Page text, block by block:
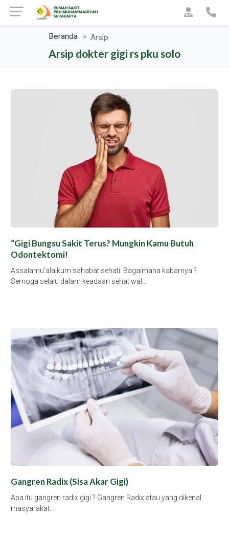
Beranda Arsip
Arsip dokter gigi rs pku solo
“Gigi Bungsu Sakit Terus? Mungkin Kamu Butuh
Odontektomi!
Assalamu’alaikum sahabat sehati. Bagaimana kabarnya ?
Semoga selalu dalam keadaan sehat wal…
Gangren Radix (Sisa Akar Gigi)
Apa itu gangren radix gigi ? Gangren Radix atau yang dikenal
masyarakat…